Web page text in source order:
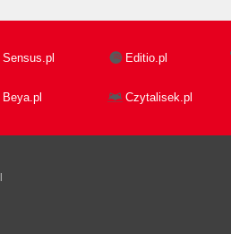
Sensus.pl Editio.pl
Beya.pl Czytalisek.pl